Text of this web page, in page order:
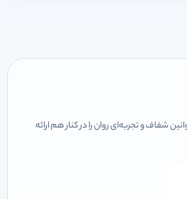
شفاف و تجربه‌ای روان را در کنار هم ارائه